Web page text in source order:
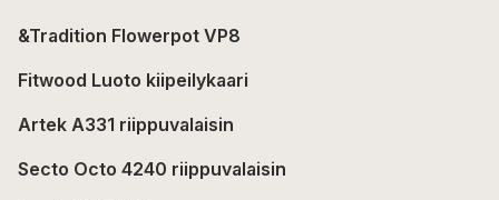
&Tradition Flowerpot VP8
Fitwood Luoto kiipeilykaari
Artek A331 riippuvalaisin
Secto Octo 4240 riippuvalaisin